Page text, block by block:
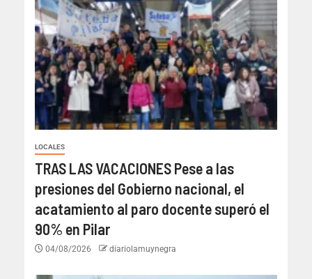
LOCALES
TRAS LAS VACACIONES Pese a las
presiones del Gobierno nacional, el
acatamiento al paro docente superó el
90% en Pilar
04/08/2026 diariolamuynegra